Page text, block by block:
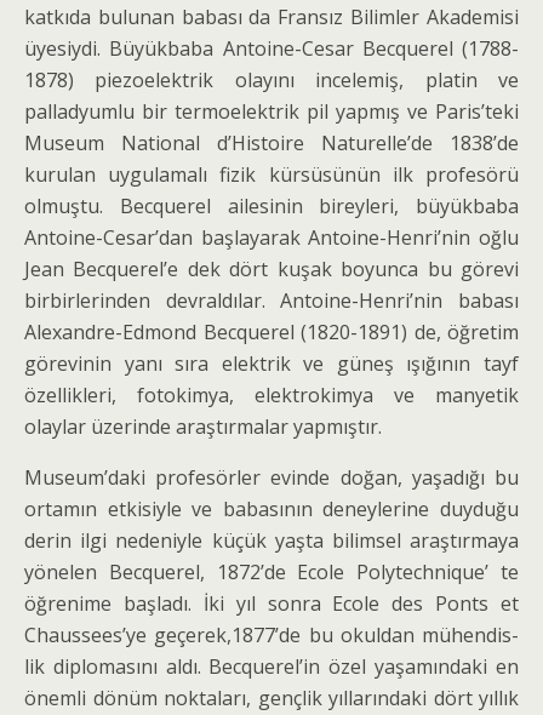
katkıda bulunan babası da Fransız Bilimler Akademi­si
üyesiydi. Büyükbaba Antoine-Cesar Becquerel (1788-
1878) piezoelektrik olayını incelemiş, platin ve
palladyumlu bir termoelektrik pil yapmış ve Paris’te­ki
Museum National d’Histoire Naturelle’de 1838’de
kurulan uygulamalı fizik kürsüsünün ilk profesörü
olmuştu. Becquerel ailesinin bireyleri, büyükbaba
Antoine-Cesar’dan başlayarak Antoine-Henri’nin oğlu
Jean Becquerel’e dek dört kuşak boyunca bu görevi
birbirlerinden devraldılar. Antoine-Henri’nin babası
Alexandre-Edmond Becquerel (1820-1891) de, öğretim
görevinin yanı sıra elektrik ve güneş ışığının tayf
özellikleri, fotokimya, elektrokimya ve manyetik
olaylar üzerinde araştırmalar yapmıştır.
Museum’daki profesörler evinde doğan, yaşadığı bu
ortamın etkisiyle ve babasının deneylerine duydu­ğu
derin ilgi nedeniyle küçük yaşta bilimsel araştırma­ya
yönelen Becquerel, 1872’de Ecole Polytechnique’ te
öğrenime başladı. İki yıl sonra Ecole des Ponts et
Chaussees’ye geçerek,1877’de bu okuldan mühendis­
lik diplomasını aldı. Becquerel’in özel yaşamındaki en
önemli dönüm noktaları, gençlik yıllarındaki dört yıllık